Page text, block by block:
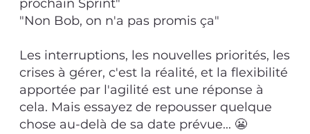
prochain Sprint"
"Non Bob, on n'a pas promis ça"
Les interruptions, les nouvelles priorités, les
crises à gérer, c'est la réalité, et la flexibilité
apportée par l'agilité est une réponse à
cela. Mais essayez de repousser quelque
chose au-delà de sa date prévue... 😬